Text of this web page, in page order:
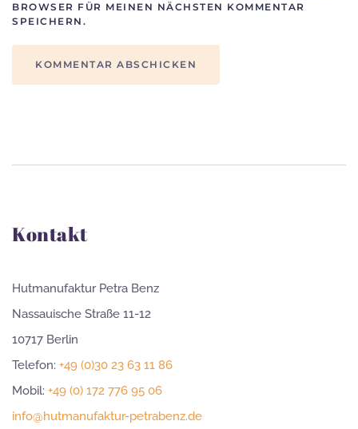
BROWSER FÜR MEINEN NÄCHSTEN KOMMENTAR
SPEICHERN.
KOMMENTAR ABSCHICKEN
Kontakt
Hutmanufaktur Petra Benz
Nassauische Straße 11-12
10717 Berlin
Telefon: +49 (0)30 23 63 11 86
Mobil: +49 (0) 172 776 95 06
info@hutmanufaktur-petrabenz.de